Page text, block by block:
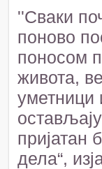
''Сваки
поново
поносом
живота,
уметници
пријатан
дела“,